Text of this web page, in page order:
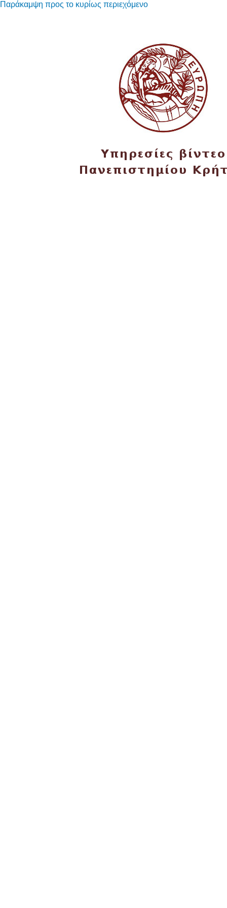
Παράκαμψη προς το κυρίως περιεχόμενο